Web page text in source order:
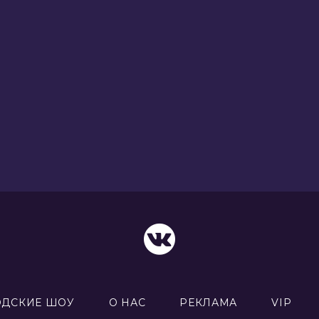
ШОУ О НАС РЕКЛАМА VIP